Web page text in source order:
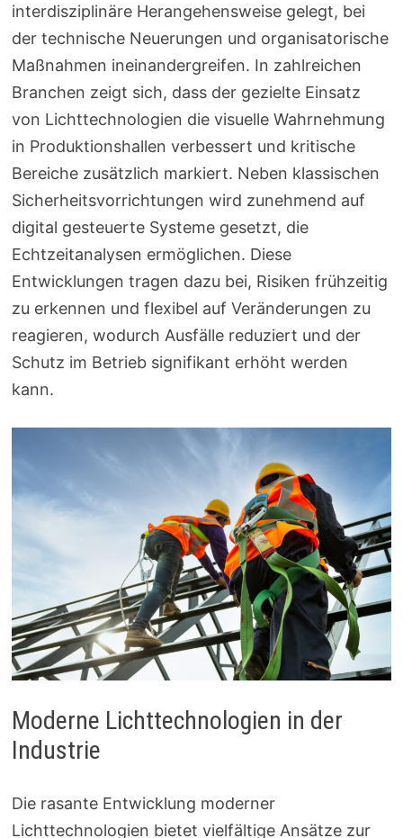
interdisziplinäre Herangehensweise gelegt, bei
der technische Neuerungen und organisatorische
Maßnahmen ineinandergreifen. In zahlreichen
Branchen zeigt sich, dass der gezielte Einsatz
von Lichttechnologien die visuelle Wahrnehmung
in Produktionshallen verbessert und kritische
Bereiche zusätzlich markiert. Neben klassischen
Sicherheitsvorrichtungen wird zunehmend auf
digital gesteuerte Systeme gesetzt, die
Echtzeitanalysen ermöglichen. Diese
Entwicklungen tragen dazu bei, Risiken frühzeitig
zu erkennen und flexibel auf Veränderungen zu
reagieren, wodurch Ausfälle reduziert und der
Schutz im Betrieb signifikant erhöht werden
kann.
Moderne Lichttechnologien in der
Industrie
Die rasante Entwicklung moderner
Lichttechnologien bietet vielfältige Ansätze zur